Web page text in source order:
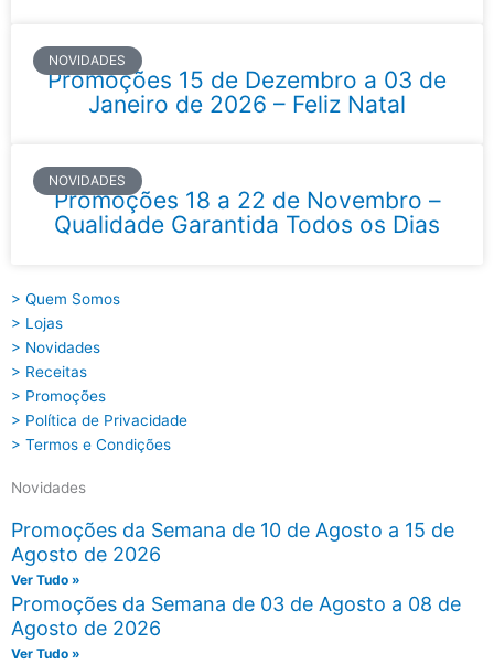
NOVIDADES
Promoções 15 de Dezembro a 03 de
Janeiro de 2026 – Feliz Natal
NOVIDADES
Promoções 18 a 22 de Novembro –
Qualidade Garantida Todos os Dias
> Quem Somos
> Lojas
> Novidades
> Receitas
> Promoções
> Política de Privacidade
> Termos e Condições
Novidades
Promoções da Semana de 10 de Agosto a 15 de
Agosto de 2026
Ver Tudo »
Promoções da Semana de 03 de Agosto a 08 de
Agosto de 2026
Ver Tudo »